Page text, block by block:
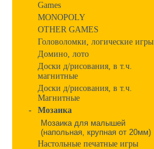
Games
MONOPOLY
OTHER GAMES
Головоломки, логические игры
Домино, лото
Доски д/рисования, в т.ч.
магнитные
Доски д/рисования, в т.ч.
Магнитные
-
Мозаика
Мозаика для малышей
(напольная, крупная от 20мм)
Настольные печатные игры